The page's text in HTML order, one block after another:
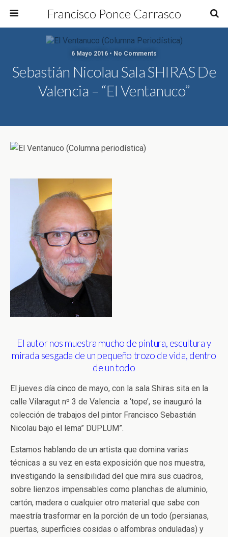
Francisco Ponce Carrasco
6 Mayo 2016 • No Comments
Sebastián Nicolau Sala SHIRAS De
Valencia – “El Ventanuco”
El autor nos muestra mucho de pintura, escultura y
mirada sesgada de un pequeño trozo de vida, dentro
de un todo
El jueves día cinco de mayo, con la sala Shiras sita en la
calle Vilaragut nº 3 de Valencia a ‘tope’, se inauguró la
colección de trabajos del pintor Francisco Sebastián
Nicolau bajo el lema” DUPLUM”.
Estamos hablando de un artista que domina varias
técnicas a su vez en esta exposición que nos muestra,
investigando la sensibilidad del que mira sus cuadros,
sobre lienzos impensables como planchas de aluminio,
cartón, madera o cualquier otro material que sabe con
maestría trasformar en la porción de un todo (persianas,
puertas, superficies cosidas o alfombras onduladas) y